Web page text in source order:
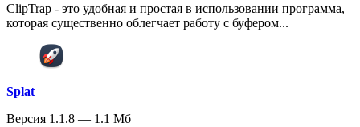
ClipTrap - это удобная и простая в использовании программа,
которая существенно облегчает работу с буфером...
Splat
Версия 1.1.8 — 1.1 Мб